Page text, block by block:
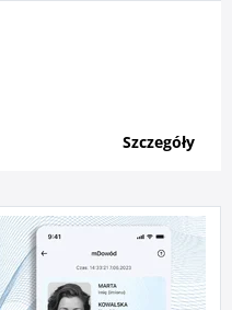
Szczegóły